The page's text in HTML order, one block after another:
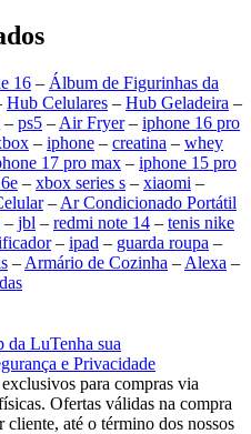
16 – Álbum de Figurinhas da
Hub Celulares – Hub Geladeira –
– ps5 – Air Fryer– iphone 16 pro
– iphone – creatina – whey
17 pro max – iphone 15 pro
– xbox series s – xiaomi –
– Ar Condicionado Portátil
– jbl – redmi note 14 – tenis nike
– ipad – guarda roupa –
– Armário de Cozinha – Alexa –
da LuTenha sua
e Privacidade
para compras via
Ofertas válidas na compra
cliente, até o término dos nossos